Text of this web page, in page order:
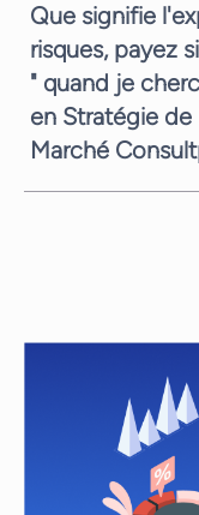
ouvrés. Cela
demande et de
consultants. En
rapidement un
priorité.
Que signifie
risques, payez
" quand je
en Stratégie
Marché
communiquons